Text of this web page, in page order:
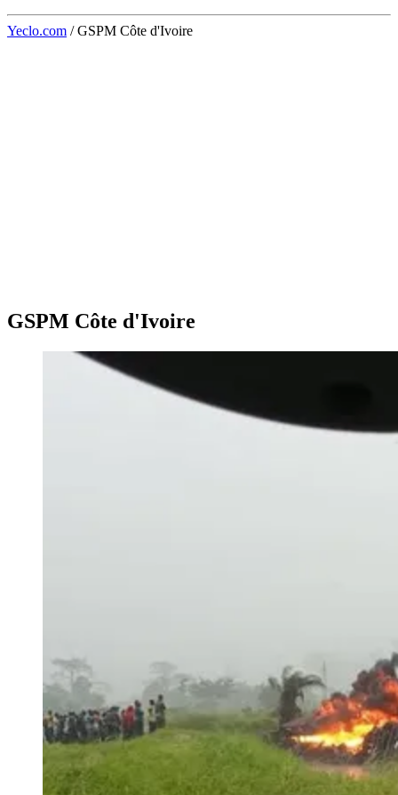
Yeclo.com / GSPM Côte d'Ivoire
GSPM Côte d'Ivoire